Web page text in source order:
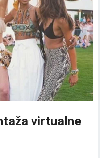
virtualne